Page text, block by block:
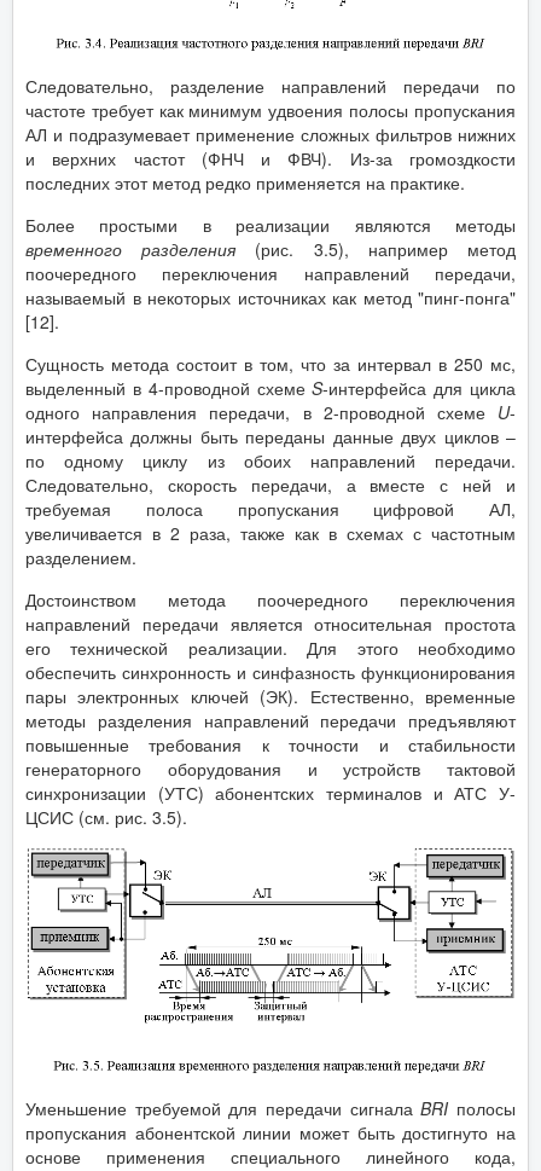
Следовательно, разделение направлений передачи по
частоте требует как минимум удвоения полосы пропускания
АЛ и подразумевает применение сложных фильтров нижних
и верхних частот (ФНЧ и ФВЧ). Из-за громоздкости
последних этот метод редко применяется на практике.
Более простыми в реализации являются методы
временного разделения (рис. 3.5), например метод
поочередного переключения направлений передачи,
называемый в некоторых источниках как метод "пинг-понга"
[12].
Сущность метода состоит в том, что за интервал в 250 мс,
выделенный в 4-проводной схемеS-интерфейса для цикла
одного направления передачи, в 2-проводной схеме U-
интерфейса должны быть переданы данные двух циклов –
по одному циклу из обоих направлений передачи.
Следовательно, скорость передачи, а вместе с ней и
требуемая полоса пропускания цифровой АЛ,
увеличивается в 2 раза, также как в схемах с частотным
разделением.
Достоинством метода поочередного переключения
направлений передачи является относительная простота
его технической реализации. Для этого необходимо
обеспечить синхронность и синфазность функционирования
пары электронных ключей (ЭК). Естественно, временные
методы разделения направлений передачи предъявляют
повышенные требования к точности и стабильности
генераторного оборудования и устройств тактовой
синхронизации (УТС) абонентских терминалов и АТС У-
ЦСИС (см. рис. 3.5).
Уменьшение требуемой для передачи сигналаBRI полосы
пропускания абонентской линии может быть достигнуто на
основе применения специального линейного кода,